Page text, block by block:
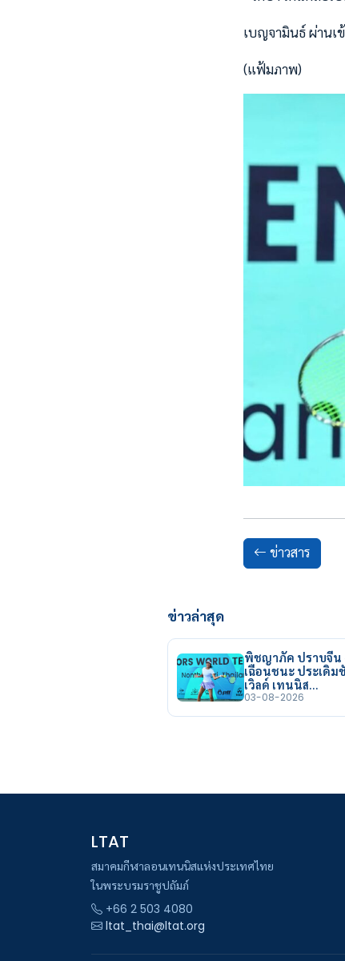
เบญจามินธ์ ผ่านเ
(แฟ้มภาพ)
ข่าวสาร
ข่าวล่าสุด
พิชญาภัค ปราบจีน
เฉือนชนะ ประเดิม
เวิลด์ เทนนิส…
03-08-2026
LTAT
สมาคมกีฬาลอนเทนนิสแห่งประเทศไทย
ในพระบรมราชูปถัมภ์
+66 2 503 4080
ltat_thai@ltat.org